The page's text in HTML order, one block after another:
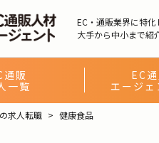
EC・通販業界に特
大手から中小まで紹
通販
一覧
EC
エージェ
求人転職 健康食品